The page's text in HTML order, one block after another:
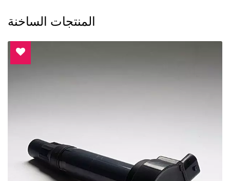
المنتجات الساخنة